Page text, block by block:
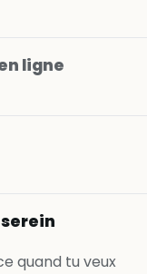
ligne
quand tu veux